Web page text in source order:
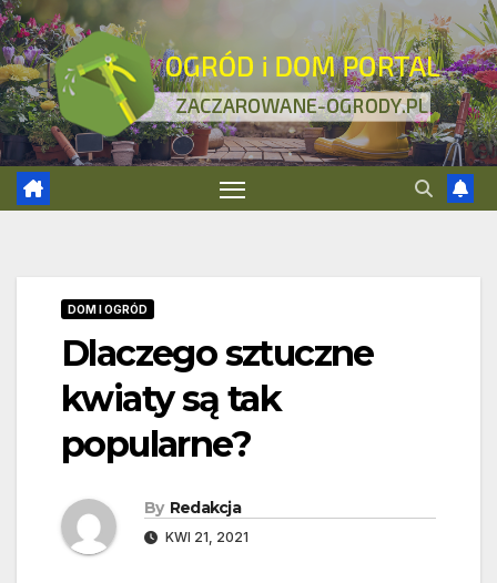
Skip
to
content
DOM I OGRÓD
Dlaczego sztuczne
kwiaty są tak
popularne?
By Redakcja
KWI 21, 2021